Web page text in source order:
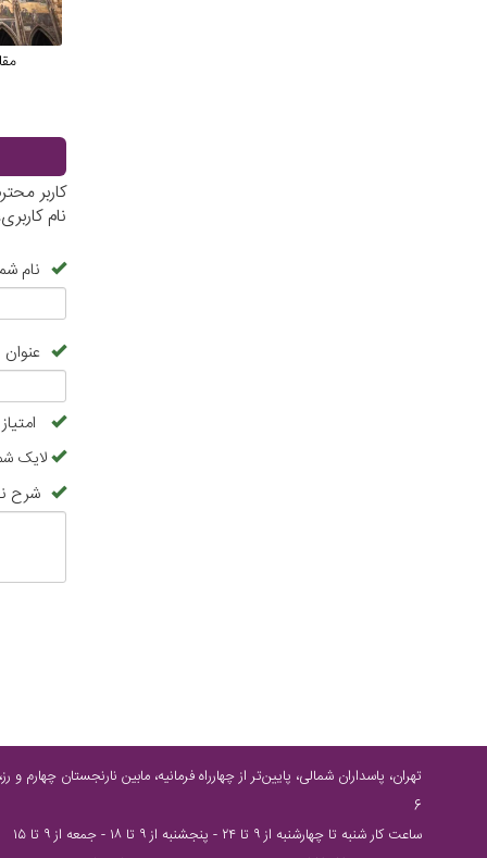
کاربر
نام
نام
لایک
شرح
6
ساعت كار شنبه تا چهارشنبه از ٩ تا ٢٤ - پنجشنبه از ٩ تا ١٨ - جمعه از ٩ تا ١٥